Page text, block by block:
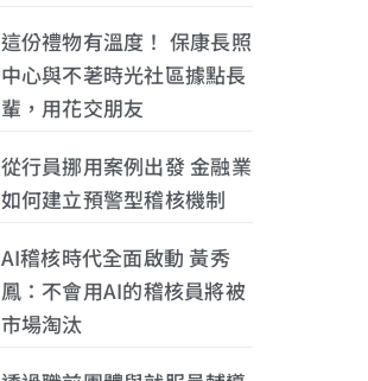
這份禮物有溫度！ 保康長照
中心與不荖時光社區據點長
輩，用花交朋友
從行員挪用案例出發 金融業
如何建立預警型稽核機制
AI稽核時代全面啟動 黃秀
鳳：不會用AI的稽核員將被
市場淘汰